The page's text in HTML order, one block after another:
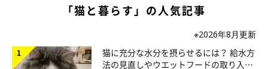
ねこのきもち投稿写真ギャラリー
次に、ウェットフードのメリットも確認しましょう！
「猫と暮らす」の人気記事
※2026年8月更新
猫に充分な水分を摂らせるには？ 給水方
法の見直しやウエットフードの取り入れ